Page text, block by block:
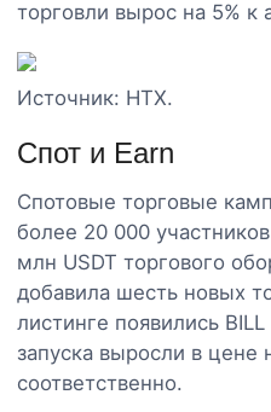
торговли вырос на 5% к
Источник: HTX.
Спот и Earn
Спотовые торговые
более 20 000
млн USDT торгового
добавила шесть новых
листинге появились
запуска выросли в цене
соответственно.